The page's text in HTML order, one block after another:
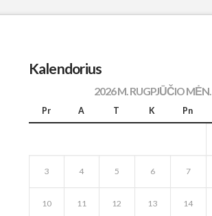
Kalendorius
2026 M. RUGPJŪČIO MĖN.
Pr A T K Pn
3 4 5 6 7
10 11 12 13 14